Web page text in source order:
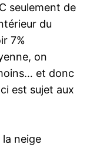
seulement de
du
7%
on
et donc
est sujet aux
la neige